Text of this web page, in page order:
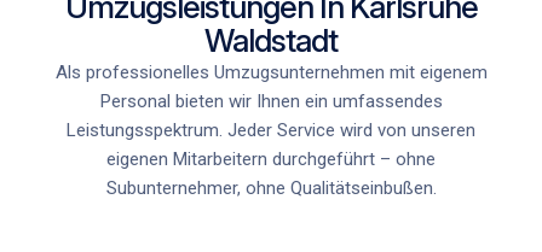
Waldstadt
Als professionelles Umzugsunternehmen mit eigenem
Personal bieten wir Ihnen ein umfassendes
Leistungsspektrum. Jeder Service wird von unseren
eigenen Mitarbeitern durchgeführt – ohne
Subunternehmer, ohne Qualitätseinbußen.